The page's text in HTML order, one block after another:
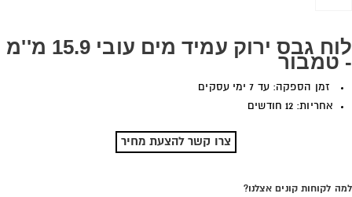
לוח גבס ירוק עמיד מים עובי 15.9 מ''מ
- טמבור
זמן הספקה: עד 7 ימי עסקים
אחריות: 12 חודשים
צרו קשר להצעת מחיר
למה לקוחות קונים אצלנו?